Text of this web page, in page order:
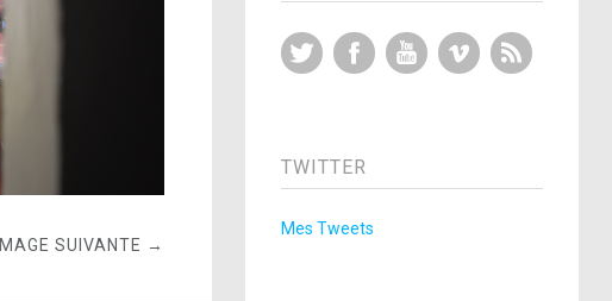
IMAGE SUIVANTE →
Twitter FacebookYouTubeVimeo
TWITTER
Mes Tweets